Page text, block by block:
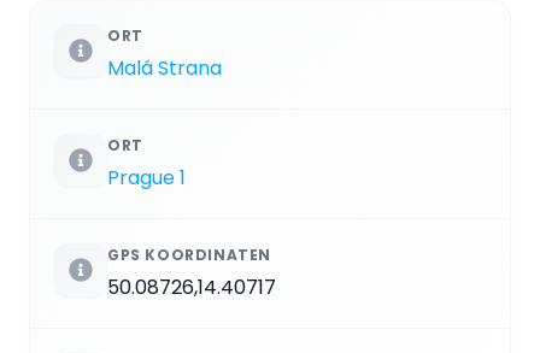
ORT
Malá Strana
ORT
Prague 1
GPS KOORDINATEN
50.08726,14.40717